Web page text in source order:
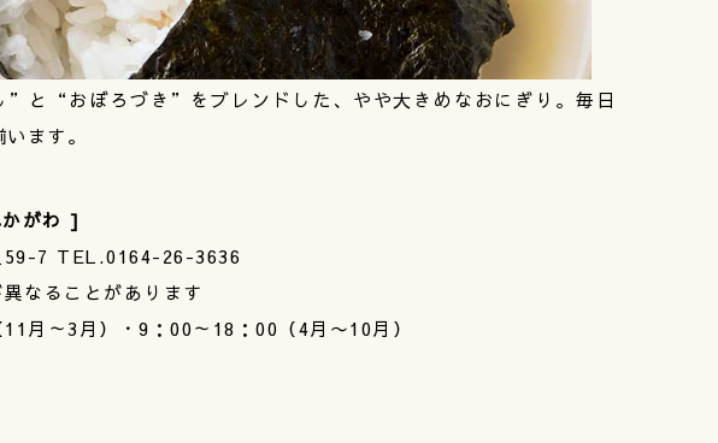
と“おぼろづき”をブレンドした、やや大きめなおにぎり。毎日
ます。
がわ ]
59-7 TEL.0164-26-3636
なることがあります
～3月）・9：00～18：00（4月〜10月）